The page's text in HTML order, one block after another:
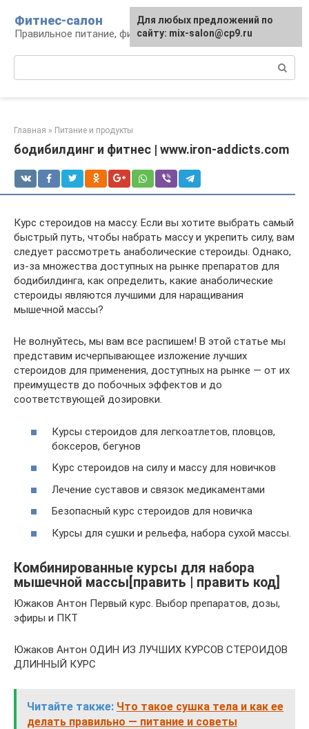
контенту
Фитнес-салон
Правильное питание, фитнес, образ жизни
Главная » Питание и продукты
бодибилдинг и фитнес | www.iron-addicts.com
Курс стероидов на массу. Если вы хотите выбрать самый
быстрый путь, чтобы набрать массу и укрепить силу, вам
следует рассмотреть анаболические стероиды. Однако,
из-за множества доступных на рынке препаратов для
бодибилдинга, как определить, какие анаболические
стероиды являются лучшими для наращивания
мышечной массы?
Не волнуйтесь, мы вам все распишем! В этой статье мы
представим исчерпывающее изложение лучших
стероидов для применения, доступных на рынке — от их
преимуществ до побочных эффектов и до
соответствующей дозировки.
Курсы стероидов для легкоатлетов, пловцов,
боксеров, бегунов
Курс стероидов на силу и массу для новичков
Лечение суставов и связок медикаментами
Безопасный курс стероидов для новичка
Курсы для сушки и рельефа, набора сухой массы.
Комбинированные курсы для набора
мышечной массы[править | править код]
Южаков Антон Первый курс. Выбор препаратов, дозы,
эфиры и ПКТ
Южаков Антон ОДИН ИЗ ЛУЧШИХ КУРСОВ СТЕРОИДОВ
ДЛИННЫЙ КУРС
Читайте также: Что такое сушка тела и как ее
делать правильно — питание и советы
Для любых предложений по
сайту: mix-salon@cp9.ru